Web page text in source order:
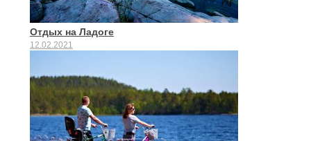
Отдых на Ладоге
12.02.2021